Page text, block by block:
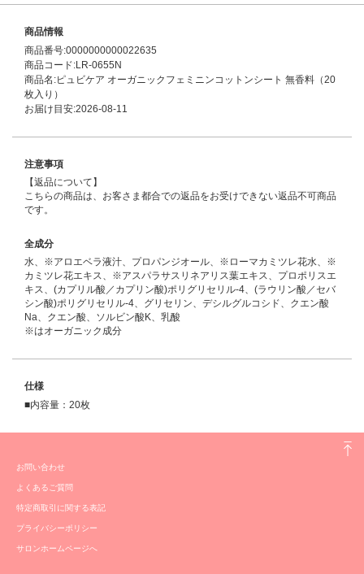
商品情報
商品番号:0000000000022635
商品コード:LR-0655N
商品名:ピュビケア オーガニックフェミニンコットンシート 無香料（20
枚入り）
お届け目安:2026-08-11
注意事項
【返品について】
こちらの商品は、お客さま都合での返品をお受けできない返品不可商品
です。
全成分
水、※アロエベラ液汁、プロパンジオール、※ローマカミツレ花水、※
カミツレ花エキス、※アスパラサスリネアリス葉エキス、プロポリスエ
キス、(カプリル酸／カプリン酸)ポリグリセリル-4、(ラウリン酸／セバ
シン酸)ポリグリセリル-4、グリセリン、デシルグルコシド、クエン酸
Na、クエン酸、ソルビン酸K、乳酸
※はオーガニック成分
仕様
■内容量：20枚
お問い合わせ
よくあるご質問
特定商取引に関する表記
プライバシーポリシー
サロンホームページへ